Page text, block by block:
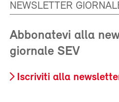
NEWSLETTER
Abbonatevi alla
giornale SEV
Iscriviti alla